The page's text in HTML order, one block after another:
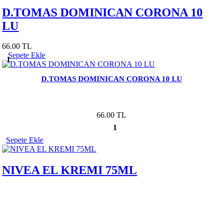
D.TOMAS DOMINICAN CORONA 10
LU
66.00 TL
1
Sepete Ekle
D.TOMAS DOMINICAN CORONA 10 LU
66.00 TL
1
Sepete Ekle
NIVEA EL KREMI 75ML